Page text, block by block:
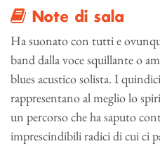
Note di sala
Ha suonato con tutti e
band dalla voce squillante o
blues acustico solista. I
rappresentano al meglio lo
un percorso che ha saputo
imprescindibili radici di cui ci